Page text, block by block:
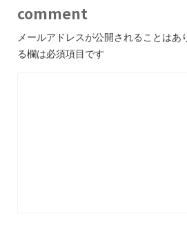
comment
メールアドレスが公開されることはあ
る欄は必須項目です